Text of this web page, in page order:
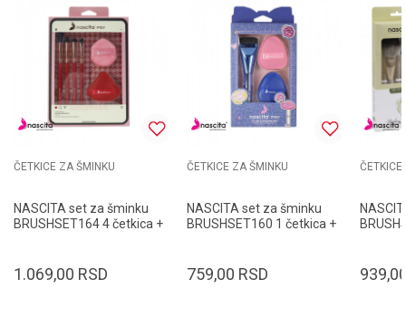
ČETKICE ZA ŠMINKU
NASCITA set za šminku
BRUSHSET164 4 četkica +
1.069,00 RSD
ČETKICE ZA ŠMINKU
NASCITA set za šminku
BRUSHSET160 1 četkica +
759,00 RSD